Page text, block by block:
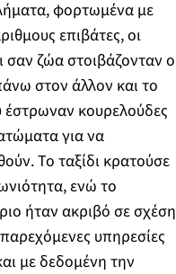
φορτωμένα με
επιβάτες, οι
σαν ζώα στοιβάζονταν ο
στον άλλον και το
κουρελούδες
για να
Το ταξίδι κρατούσε
ενώ το
ήταν ακριβό σε σχέση
παρεχόμενες υπηρεσίες
με δεδομένη την